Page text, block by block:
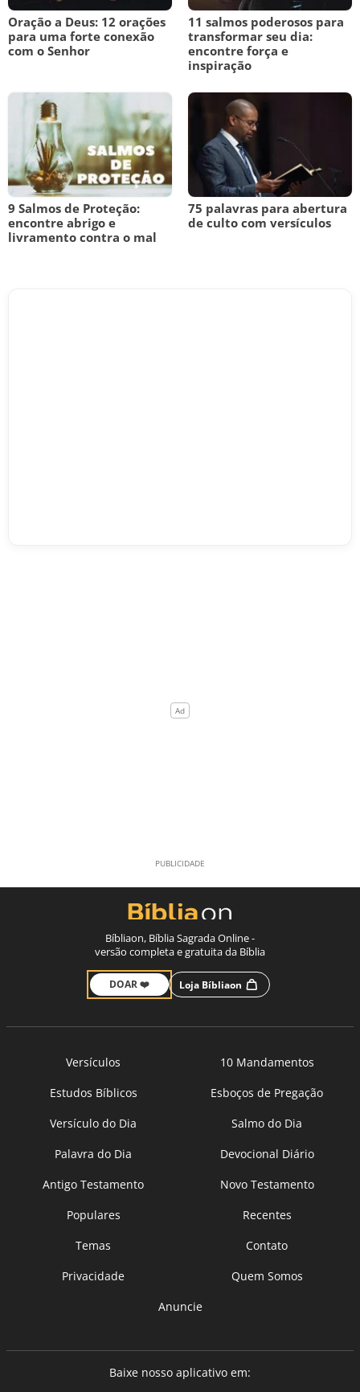
Oração a Deus: 12 orações
para uma forte conexão
com o Senhor
11 salmos poderosos para
transformar seu dia:
encontre força e
inspiração
9 Salmos de Proteção:
encontre abrigo e
livramento contra o mal
75 palavras para abertura
de culto com versículos
Bíbliaon, Bíblia Sagrada Online -
versão completa e gratuita da Bíblia
DOAR ❤️ Loja Bíbliaon
Versículos
10 Mandamentos
Estudos Bíblicos
Esboços de Pregação
Versículo do Dia
Salmo do Dia
Palavra do Dia
Devocional Diário
Antigo Testamento
Novo Testamento
Populares
Recentes
Temas
Contato
Privacidade
Quem Somos
Anuncie
Baixe nosso aplicativo em: